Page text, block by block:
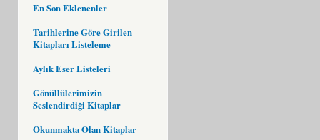
En Son Eklenenler
Tarihlerine Göre Girilen
Kitapları Listeleme
Aylık Eser Listeleri
Gönüllülerimizin
Seslendirdiği Kitaplar
Okunmakta Olan Kitaplar